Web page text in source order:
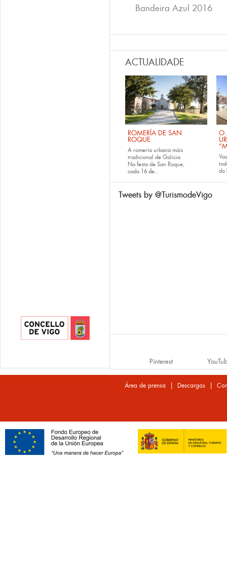
Bandeira Azul 2016
ACTUALIDADE
ROMERÍA DE SAN
ROQUE
A romería urbana máis
tradicional de Galicia
Na festa de San Roque,
cada 16 de...
O
do
Tweets by @TurismodeVigo
Pinterest
Área de prensa | Descargas |